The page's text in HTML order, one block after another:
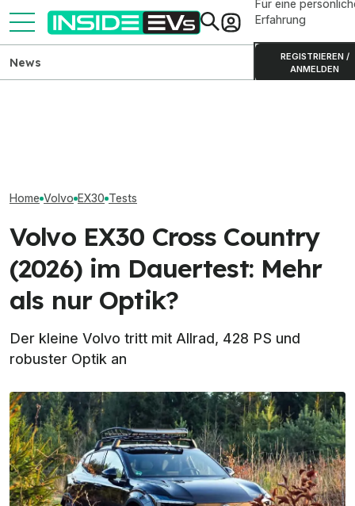
Für eine
Erfahrung
REGISTRIEREN /
ANMELDEN
News
Home Volvo EX30 Tests
Volvo EX30 Cross Country
(2026) im Dauertest: Mehr
als nur Optik?
Der kleine Volvo tritt mit Allrad, 428 PS und
robuster Optik an